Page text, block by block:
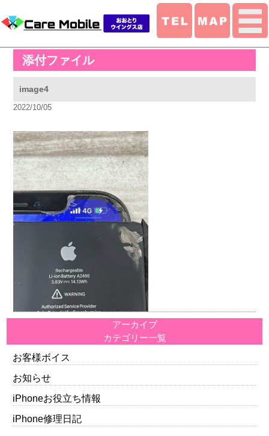
添付ファイル
image4
2022/10/05
アーカイブ
カテゴリー一覧
お客様ボイス
お知らせ
iPhoneお役立ち情報
iPhone修理日記